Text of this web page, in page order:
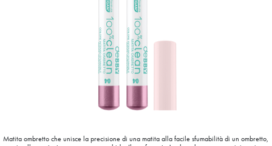
Matita ombretto che unisce la precisione di una matita alla facile sfumabilità di un ombretto,